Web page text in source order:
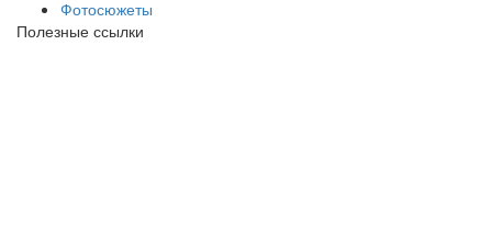
Фотосюжеты
Полезные ссылки